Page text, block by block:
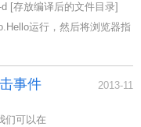
[存放编译后的文件目录]
运行，然后将浏览器指
事件 2013-11
们可以在